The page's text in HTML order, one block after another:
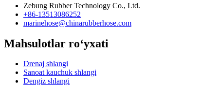
Zebung Rubber Technology Co., Ltd.
+86-13513086252
marinehose@chinarubberhose.com
Mahsulotlar roʻyxati
Drenaj shlangi
Sanoat kauchuk shlangi
Dengiz shlangi